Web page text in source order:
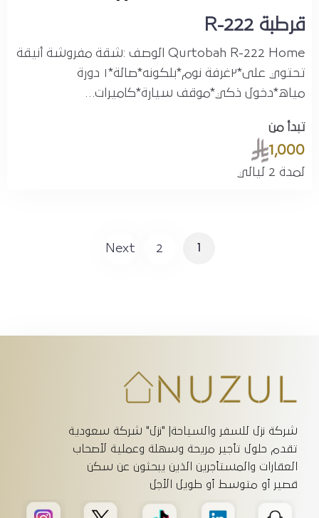
قرطبة R-222
Qurtobah R-222 Home الوصف :شقة مفروشة أنيقة
تحتوي على*٢غرفة نوم*بلكونه*صالة*١ دورة
مياه*دخول ذكي*موقف سيارة*كاميرات…
تبدأ من
1,000
لمدة 2 ليالي
2
Next
شركة نزل للسفر والسياحة| "نزل" شركة سعودية
تقدم حلول تأجير مريحة وسهلة وعملية لأصحاب
العقارات والمستأجرين الذين يبحثون عن سكن
قصير أو متوسط أو طويل الأجل